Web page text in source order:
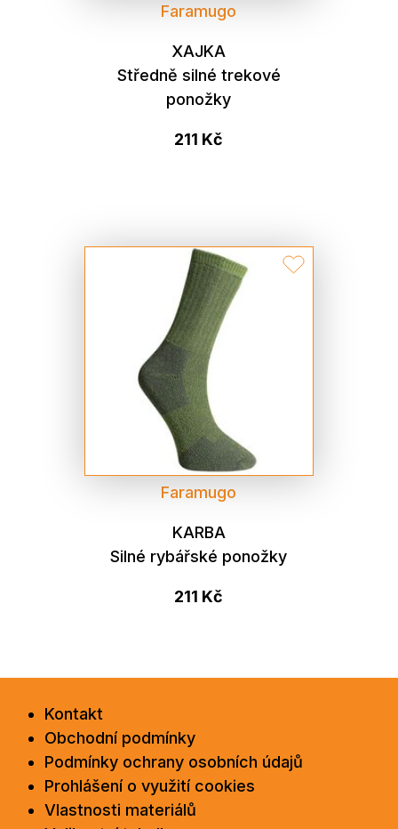
Faramugo
XAJKA
Středně silné trekové
ponožky
211 Kč
Faramugo
KARBA
Silné rybářské ponožky
211 Kč
Kontakt
Obchodní podmínky
Podmínky ochrany osobních údajů
Prohlášení o využití cookies
Vlastnosti materiálů